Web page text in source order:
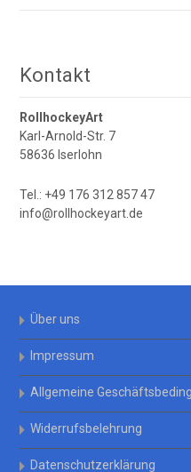
Kontakt
RollhockeyArt
Karl-Arnold-Str. 7
58636 Iserlohn
Tel.: +49 176 312 857 47
info@rollhockeyart.de
Über uns
Impressum
Allgemeine
Widerrufsbelehrung
Datenschutzerklärung